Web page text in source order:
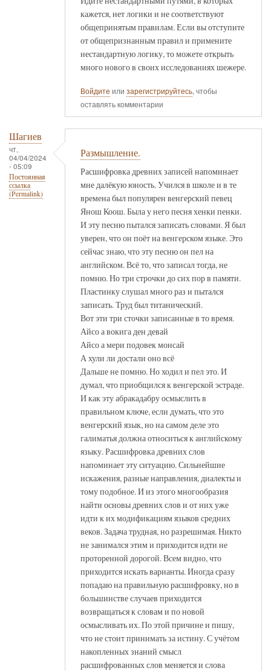
кажется, нет логики и не соответствуют
общепринятым правилам. Если вы отступите
от общепризнанным правил и примените
нестандартную логику, то можете открыть
много нового в своих исследованиях шежере.
Войдите или зарегистрируйтесь, чтобы
оставлять комментарии
Шагиев
чт,
04/04/2024
- 05:09
Постоянная
ссылка
(Permalink)
Размышление.
Расшифровка древних записей напоминает
мне далёкую юность. Учился в школе и в те
времена был популярен венгерский певец
Янош Коош. Была у него песня хенки пенки.
И эту песню пытался записать словами. Я был
уверен, что он поёт на венгерском языке. Это
сейчас знаю, что эту песню он пел на
английском. Всё то, что записал тогда, не
помню. Но три строчки до сих пор в памяти.
Пластинку слушал много раз и пытался
записать. Труд был титанический.
Вот эти три сточки записанные в то время.
Айсо а вокига ден девай
Айсо а мери подовек монсай
А хули ли достали оно всё
Дальше не помню. Но ходил и пел это. И
думал, что приобщился к венгерской эстраде.
И как эту абракадабру осмыслить в
правильном ключе, если думать, что это
венгерский язык, но на самом деле это
галиматья должна относиться к английскому
языку. Расшифровка древних слов
напоминает эту ситуацию. Сильнейшие
искажения, разные направления, диалекты и
тому подобное. И из этого многообразия
найти основы древних слов и от них уже
идти к их модификациям языков средних
веков. Задача трудная, но разрешимая. Никто
не занимался этим и приходится идти не
проторенной дорогой. Всем видно, что
приходится искать варианты. Иногда сразу
попадаю на правильную расшифровку, но в
большинстве случаев приходится
возвращаться к словам и по новой
осмысливать их. По этой причине и пишу,
что не стоит принимать за истину. С учётом
накопленных знаний смысл
расшифрованных слов меняется и слова